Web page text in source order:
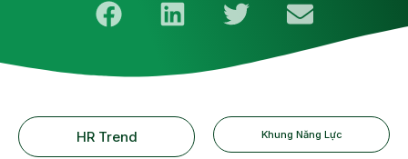
HR Trend Khung Năng Lực